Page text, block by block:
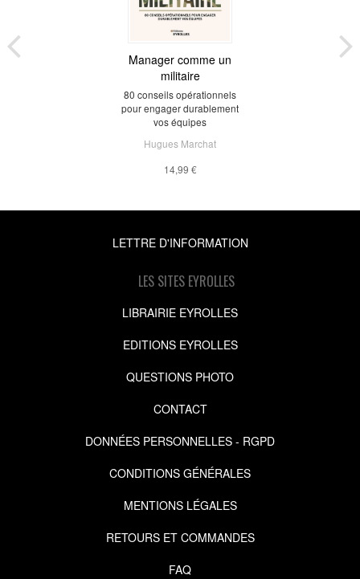
Manager comme un
militaire
80 conseils opérationnels
pour engager durablement
vos équipes
Hugues Marchat
14,99 €
LETTRE D'INFORMATION
LES SITES EYROLLES
LIBRAIRIE EYROLLES
EDITIONS EYROLLES
QUESTIONS PHOTO
CONTACT
DONNÉES PERSONNELLES - RGPD
CONDITIONS GÉNÉRALES
MENTIONS LÉGALES
RETOURS ET COMMANDES
FAQ